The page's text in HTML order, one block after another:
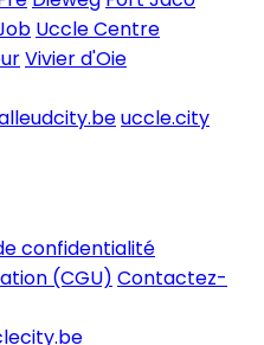
Uccle Centre
Vivier d'Oie
uccle.city
confidentialité
(CGU) Contactez-